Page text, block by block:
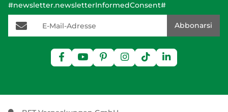
#newsletter.newsletterInformedConsent#
E-Mail-Adresse
Abbonarsi